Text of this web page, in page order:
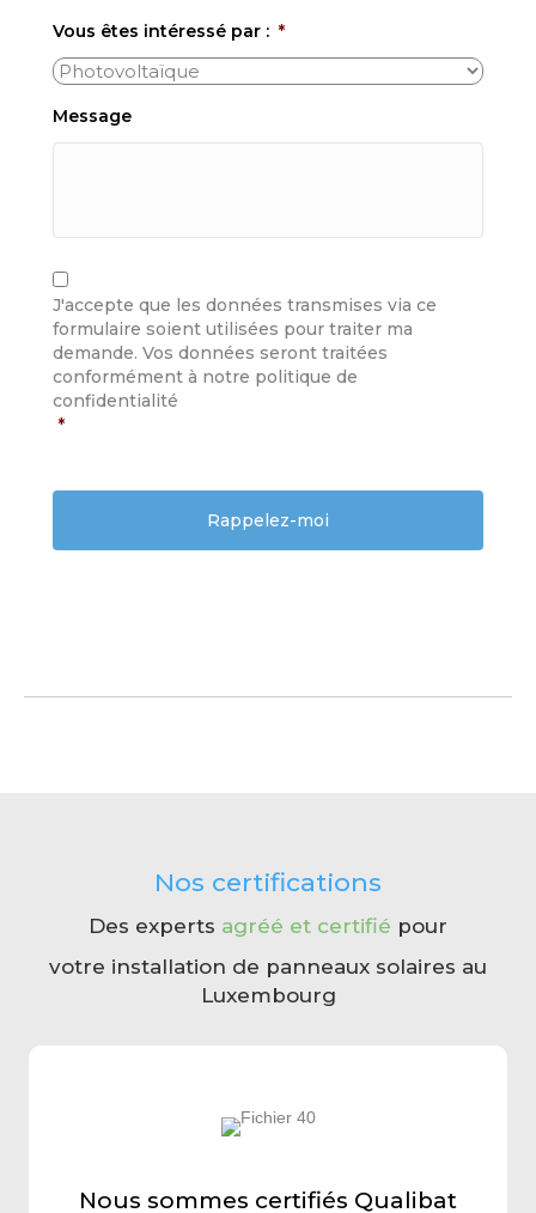
Vous êtes intéressé par : *
Message
C
A
P
T
C
H
A
R
G
P
D
*
J'accepte que les données transmises via ce
formulaire soient utilisées pour traiter ma
demande. Vos données seront traitées
conformément à notre politique de
confidentialité
*
Nos certifications
Des experts agréé et certifié pour
votre installation de panneaux solaires au
Luxembourg
Nous sommes certifiés Qualibat